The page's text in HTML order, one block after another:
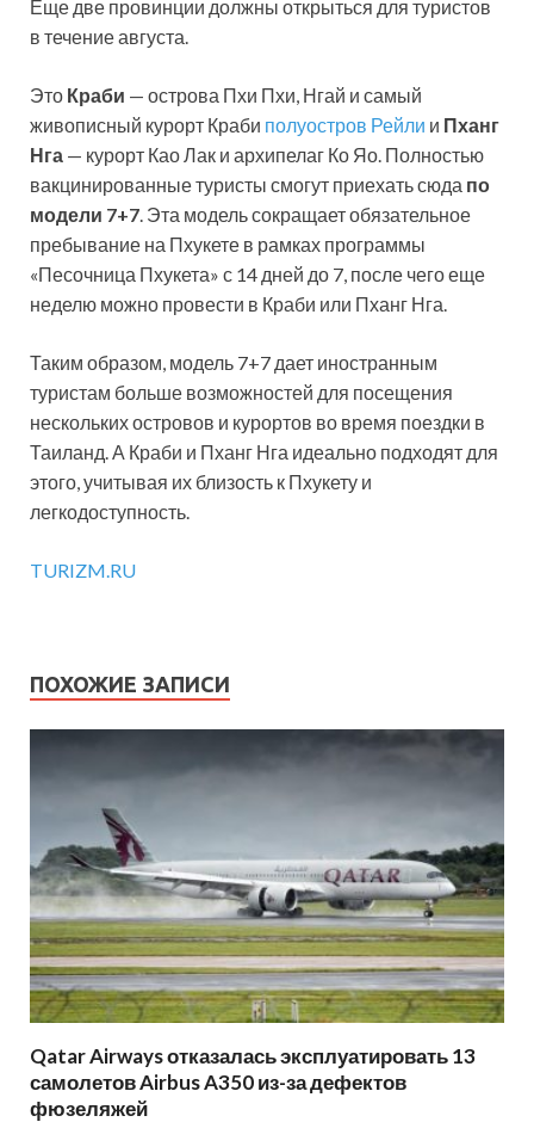
Еще две провинции должны открыться для туристов
в течение августа.
Это Краби — острова Пхи Пхи, Нгай и самый
живописный курорт Краби полуостров Рейли и Пханг
Нга — курорт Као Лак и архипелаг Ко Яо. Полностью
вакцинированные туристы смогут приехать сюда по
модели 7+7 . Эта модель сокращает обязательное
пребывание на Пхукете в рамках программы
«Песочница Пхукета» с 14 дней до 7, после чего еще
неделю можно провести в Краби или Пханг Нга.
Таким образом, модель 7+7 дает иностранным
туристам больше возможностей для посещения
нескольких островов и курортов во время поездки в
Таиланд. А Краби и Пханг Нга идеально подходят для
этого, учитывая их близость к Пхукету и
легкодоступность.
TURIZM.RU
ПОХОЖИЕ ЗАПИСИ
Qatar Airways отказалась эксплуатировать 13
самолетов Airbus A350 из-за дефектов
фюзеляжей